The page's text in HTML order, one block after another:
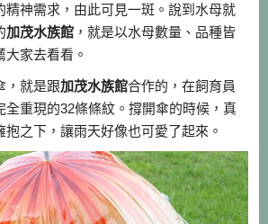
精神需求，由此可見一斑。說到水母就
加茂水族館 ，就是以水母數量、品種皆
家去看看。
，就是跟加茂水族館合作的，在飼育員
全重現的32條條紋。撐開傘的時候，真
抱之下，讓雨天好像也可愛了起來。